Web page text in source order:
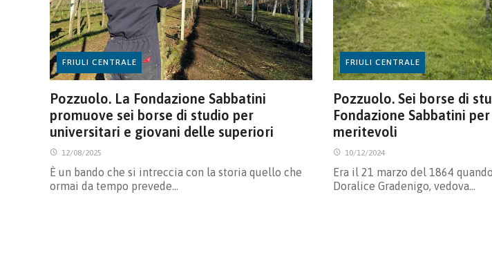
FRIULI CENTRALE
Pozzuolo. La Fondazione Sabbatini
promuove sei borse di studio per
universitari e giovani delle superiori
12/08/2025
È un bando che si intreccia con la storia quello che
ormai da tempo prevede…
FRIULI CENTRALE
Pozzuolo. Sei borse di
Fondazione Sabbatini
meritevoli
10/12/2024
Era il 21 marzo del 1864
Doralice Gradenigo, vedova…